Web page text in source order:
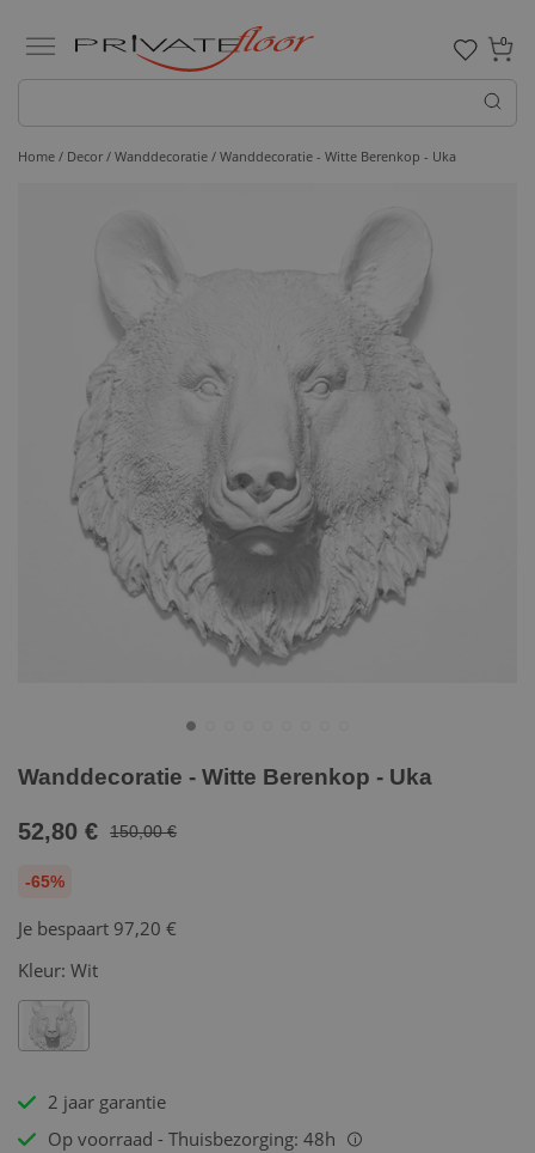
0
Home / Decor / Wanddecoratie / Wanddecoratie - Witte Berenkop - Uka
Wanddecoratie - Witte Berenkop - Uka
52,80 € 150,00 €
-65%
Je bespaart 97,20 €
Kleur: Wit
2 jaar garantie
Op voorraad - Thuisbezorging: 48h
i